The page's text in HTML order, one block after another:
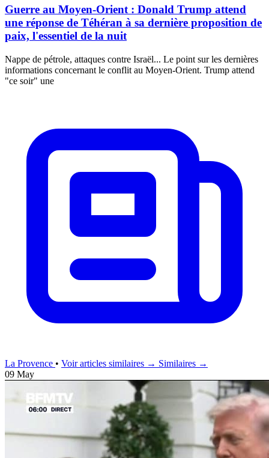
Guerre au Moyen-Orient : Donald Trump attend
une réponse de Téhéran à sa dernière proposition de
paix, l'essentiel de la nuit
Nappe de pétrole, attaques contre Israël... Le point sur les dernières
informations concernant le conflit au Moyen-Orient. Trump attend
"ce soir" une
La Provence • Voir articles similaires → Similaires →
09 May